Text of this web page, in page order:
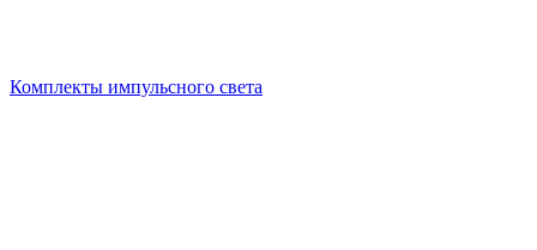
Комплекты импульсного света